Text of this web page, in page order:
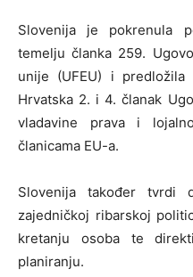
Slovenija je pokrenula
temelju članka 259.
unije (UFEU) i
Hrvatska 2. i 4. članak
vladavine prava i
članicama EU-a.
Slovenija također tvrdi
zajedničkoj ribarskoj
kretanju osoba te
planiranju.